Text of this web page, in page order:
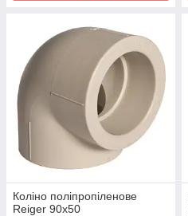
Коліно поліпропіленове
Reiger 90х50